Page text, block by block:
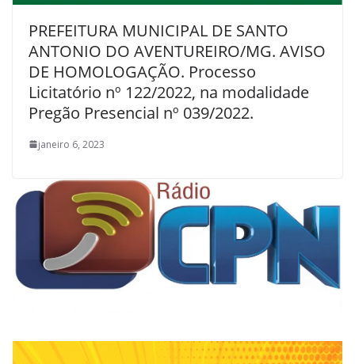
PREFEITURA MUNICIPAL DE SANTO
ANTONIO DO AVENTUREIRO/MG. AVISO
DE HOMOLOGAÇÃO. Processo
Licitatório nº 122/2022, na modalidade
Pregão Presencial nº 039/2022.
janeiro 6, 2023